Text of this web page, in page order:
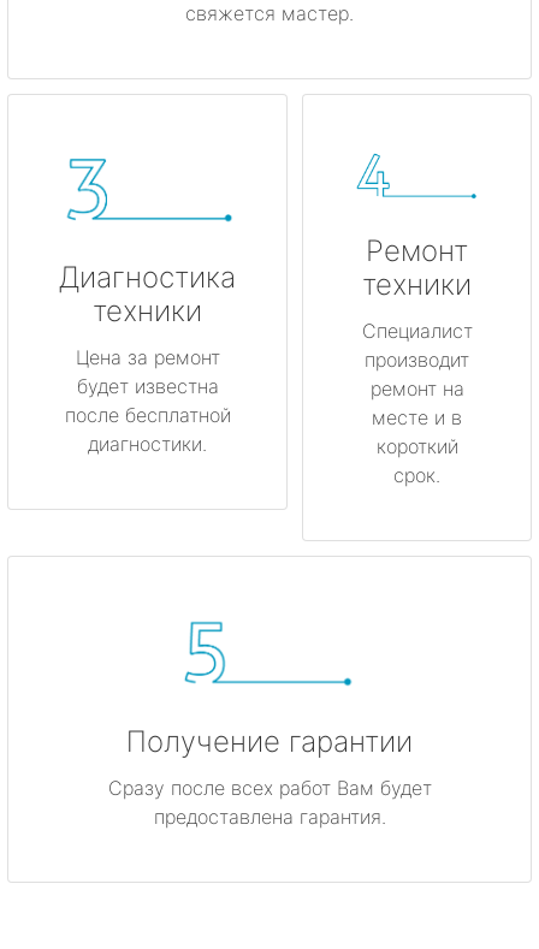
свяжется мастер.
Диагностика
техники
Цена за ремонт
будет известна
после бесплатной
диагностики.
Ремонт
техники
Специалист
производит
ремонт на
месте и в
короткий
срок.
Получение гарантии
Сразу после всех работ Вам будет
предоставлена гарантия.